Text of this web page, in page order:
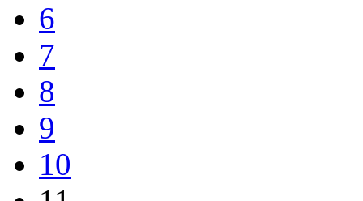
6
7
8
9
10